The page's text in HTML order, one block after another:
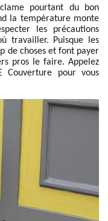
pourtant du bon
la température monte
les précautions
travailler. Puisque les
de choses et font payer
pros le faire. Appelez
Couverture pour vous